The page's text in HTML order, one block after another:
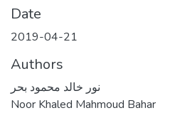
Date
2019-04-21
Authors
نور خالد محمود بحر
Noor Khaled Mahmoud Bahar